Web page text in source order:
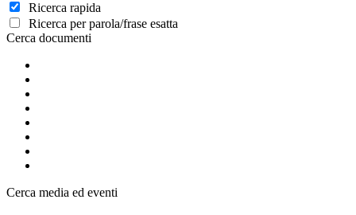
Ricerca rapida
Ricerca per parola/frase esatta
Cerca documenti
Cerca media ed eventi